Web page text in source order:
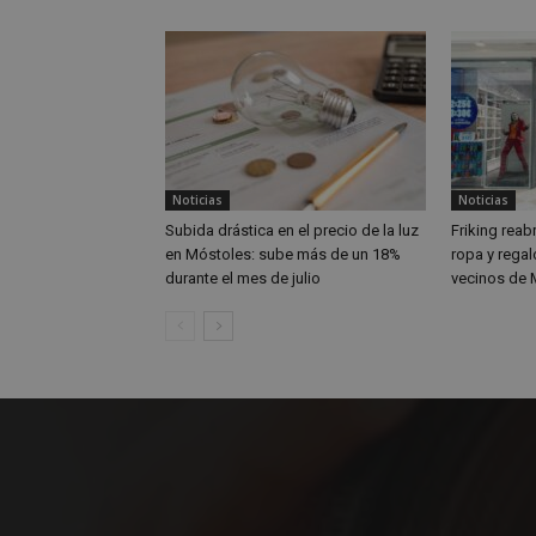
Noticias
Subida drástica en el precio de la luz
en Móstoles: sube más de un 18%
durante el mes de julio
Noticias
Friking
ropa y
vecinos de
Nombre
OAID
Nombre
YSC
VISITOR_INFO1_LIVE
Nombre
vuid
Inc.
_cfuvid
Nombre